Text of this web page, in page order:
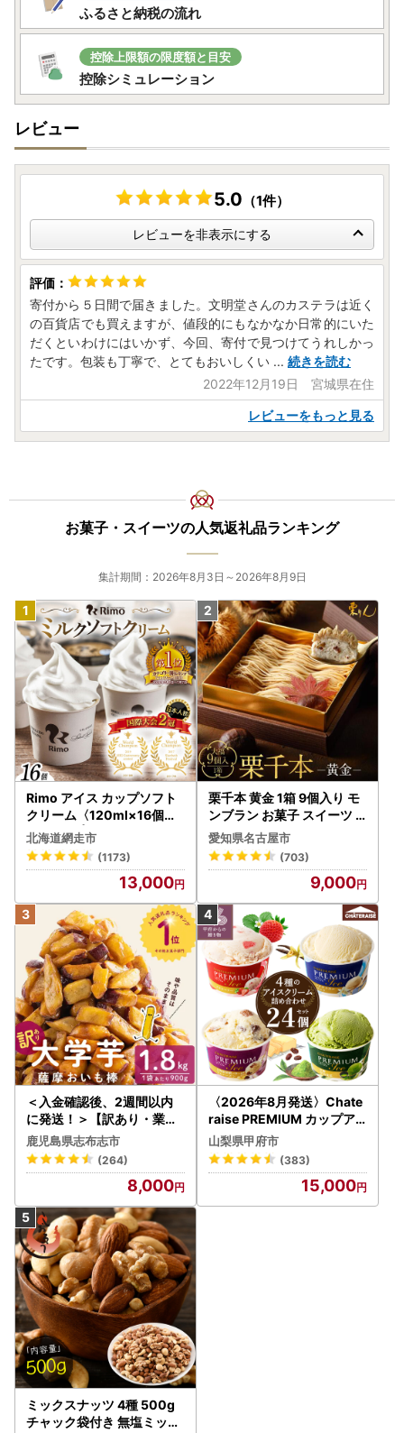
ふるさと納税の流れ
控除上限額の限度額と目安
控除シミュレーション
レビュー
5.0 （1件）
レビューを非表示にする
寄付から５日間で届きました。文明堂さんのカステラは近く
の百貨店でも買えますが、値段的にもなかなか日常的にいた
だくといわけにはいかず、今回、寄付で見つけてうれしかっ
たです。包装も丁寧で、とてもおいしくい ... 続きを読む
2022年12月19日 宮城県在住
レビューをもっと見る
お菓子・スイーツの人気返礼品ランキング
集計期間：2026年8月3日～2026年8月9日
Rimo アイス カップソフト
クリーム〈120ml×16個〉
ABA002 | アイス
北海道網走市
(1173)
13,000
栗千本 黄金 1箱 9個入り モ
ンブラン お菓子 スイーツ
デザート モンブラン 人気
愛知県名古屋市
(703)
9,000
＜入金確認後、2週間以内
に発送！＞【訳あり・業務
用】薩摩おいも棒セット 計
1.8kg(900g×2袋) p8-142
-2w
鹿児島県志布志市
(264)
8,000
〈2026年8月発送〉Chate
raise PREMIUM カップア
イス 詰合せ 4種 24個 アイ
ス
山梨県甲府市
(383)
15,000
ミックスナッツ 4種 500g
チャック袋付き 無塩ミック